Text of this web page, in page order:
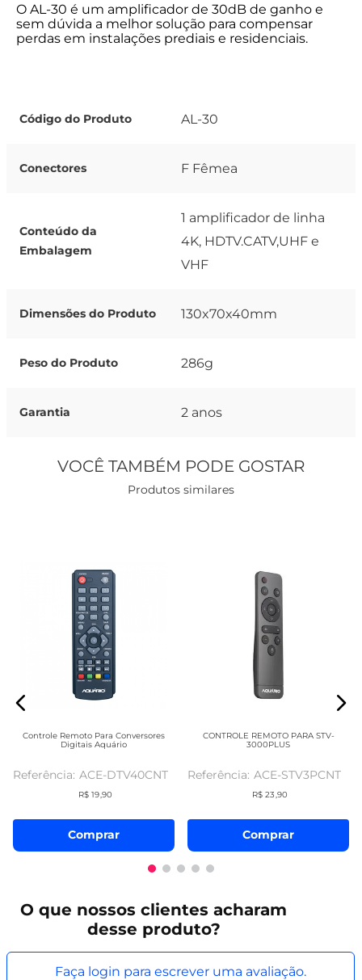
O AL-30 é um amplificador de 30dB de ganho e
sem dúvida a melhor solução para compensar
perdas em instalações prediais e residenciais.
Código do Produto AL-30
Conectores F Fêmea
Conteúdo da
Embalagem
1 amplificador de linha
4K, HDTV.CATV,UHF e
VHF
Dimensões do Produto 130x70x40mm
Peso do Produto 286g
Garantia 2 anos
VOCÊ TAMBÉM PODE GOSTAR
Produtos similares
Controle Remoto Para Conversores
Digitais Aquário
ACE-DTV40CNT
R$ 19 90
Comprar
CONTROLE REMOTO PARA STV-
3000PLUS
ACE-STV3PCNT
R$ 23 90
Comprar
O que nossos clientes acharam
desse produto?
Faça login para escrever uma avaliação.